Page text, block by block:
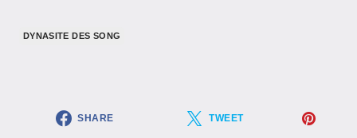
DYNASITE DES SONG
SHARE TWEET